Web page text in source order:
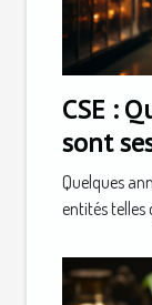
CSE :
sont
Quelques
entités telles